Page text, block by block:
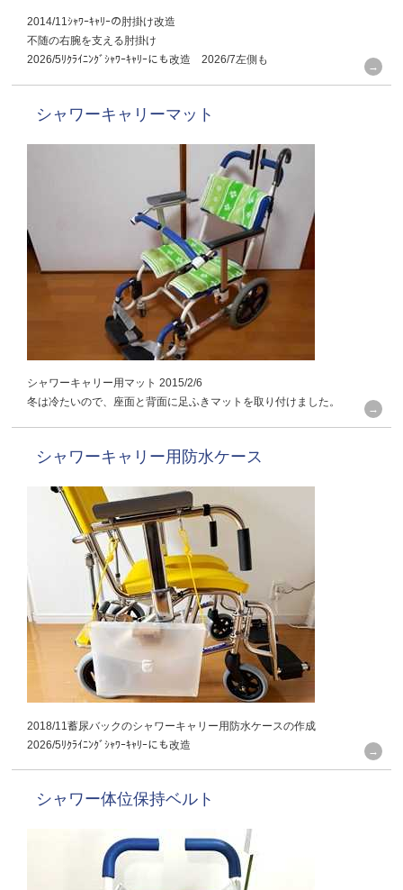
2014/11ｼｬﾜｰｷｬﾘｰの肘掛け改造
不随の右腕を支える肘掛け
2026/5ﾘｸﾗｲﾆﾝｸﾞｼｬﾜｰｷｬﾘｰにも改造 2026/7左側も
シャワーキャリーマット
シャワーキャリー用マット 2015/2/6
冬は冷たいので、座面と背面に足ふきマットを取り付けました。
シャワーキャリー用防水ケース
2018/11蓄尿バックのシャワーキャリー用防水ケースの作成
2026/5ﾘｸﾗｲﾆﾝｸﾞｼｬﾜｰｷｬﾘｰにも改造
シャワー体位保持ベルト